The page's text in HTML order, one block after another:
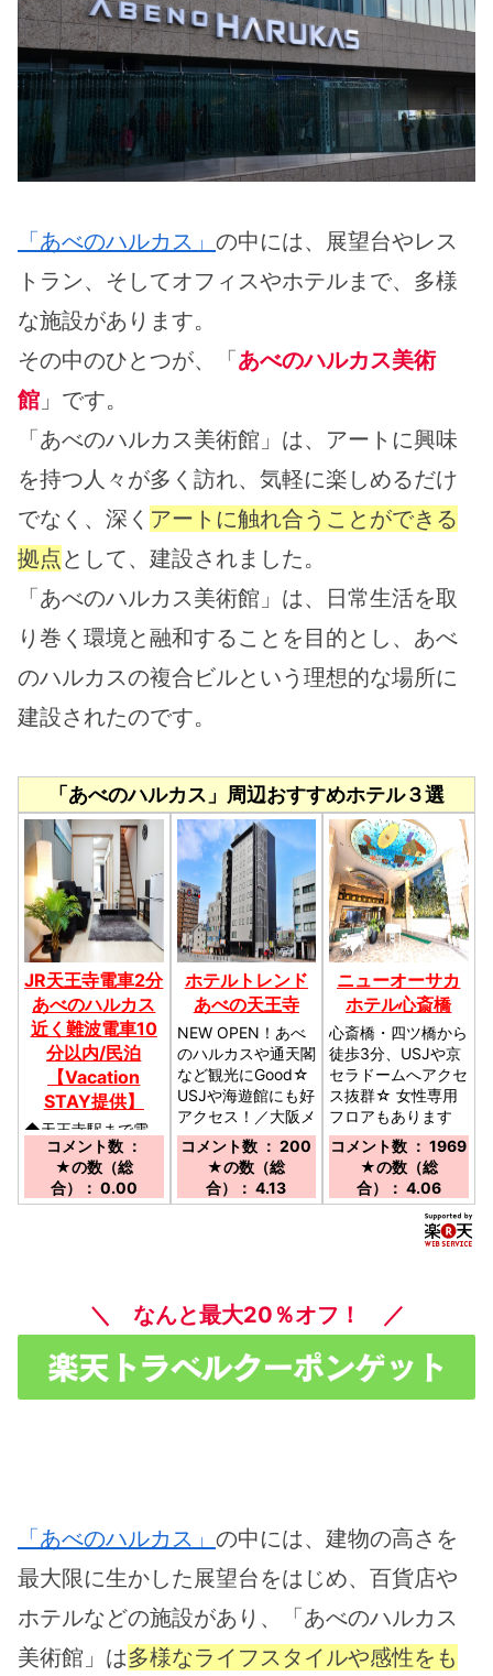
「あべのハルカス」 の中には、展望台やレス
トラン、そしてオフィスやホテルまで、多様
な施設があります。
その中のひとつが、「あべのハルカス美術
館 」です。
「あべのハルカス美術館」は、アートに興味
を持つ人々が多く訪れ、気軽に楽しめるだけ
でなく、深く アートに触れ合うことができる
拠点 として、建設されました。
「あべのハルカス美術館」は、日常生活を取
り巻く環境と融和することを目的とし、あべ
のハルカスの複合ビルという理想的な場所に
建設されたのです。
「あべのハルカス」周辺おすすめホテル３選
JR天王寺電車2分
あべのハルカス
近く難波電車10
分以内/民泊
【Vacation
STAY提供】
◆天王寺駅まで電
車で２分、桃谷駅商
店街通り近くの戸建
てのお部屋です。
コメント数 ：
★の数（総
合）： 0.00
ホテルトレンド
あべの天王寺
NEW OPEN！あべ
のハルカスや通天閣
など観光にGood☆
USJや海遊館にも好
アクセス！／大阪メ
トロ各線天王寺駅5
番出口より徒歩約4
分/JR各線天王寺駅
南口より徒歩5分
コメント数 ： 200
★の数（総
合）： 4.13
ニューオーサカ
ホテル心斎橋
心斎橋・四ツ橋から
徒歩3分、USJや京
セラドームへアクセ
ス抜群☆ 女性専用
フロアもあります
☆／地下鉄御堂
筋・長堀鶴見緑地
線 『心斎橋』駅８
番出口より西へ徒歩
２分 地下鉄なん
ば駅、阪神なんば
コメント数 ： 1969
★の数（総
合）： 4.06
＼ なんと最大20％オフ！ ／
「あべのハルカス」 の中には、建物の高さを
最大限に生かした展望台をはじめ、百貨店や
ホテルなどの施設があり、「あべのハルカス
美術館」は多様なライフスタイルや感性をも